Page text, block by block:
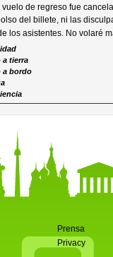
de regreso fue
del billete, ni las
los asistentes. No volaré
a tierra
a bordo
Prensa
Privacy